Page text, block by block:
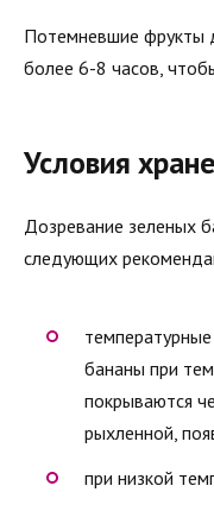
Потемневшие фрукты
более 6-8 часов,
Условия
Дозревание зеленых
следующих
бананы при
покрываются
рыхленной,
при низкой